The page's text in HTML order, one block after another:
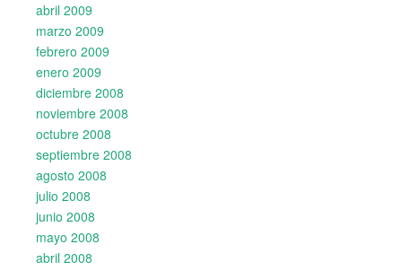
abril 2009
marzo 2009
febrero 2009
enero 2009
diciembre 2008
noviembre 2008
octubre 2008
septiembre 2008
agosto 2008
julio 2008
junio 2008
mayo 2008
abril 2008